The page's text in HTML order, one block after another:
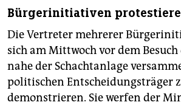
Bürgerinitiativen
Die Vertreter mehrerer
sich am Mittwoch vor dem
nahe der Schachtanlage
politischen Entscheidungsträger
demonstrieren. Sie werfen der